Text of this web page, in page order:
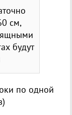
см,
будут
по одной